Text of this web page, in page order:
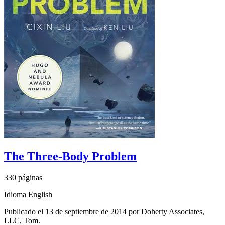
The Three-Body Problem
330 páginas
Idioma English
Publicado el 13 de septiembre de 2014 por Doherty Associates,
LLC, Tom.